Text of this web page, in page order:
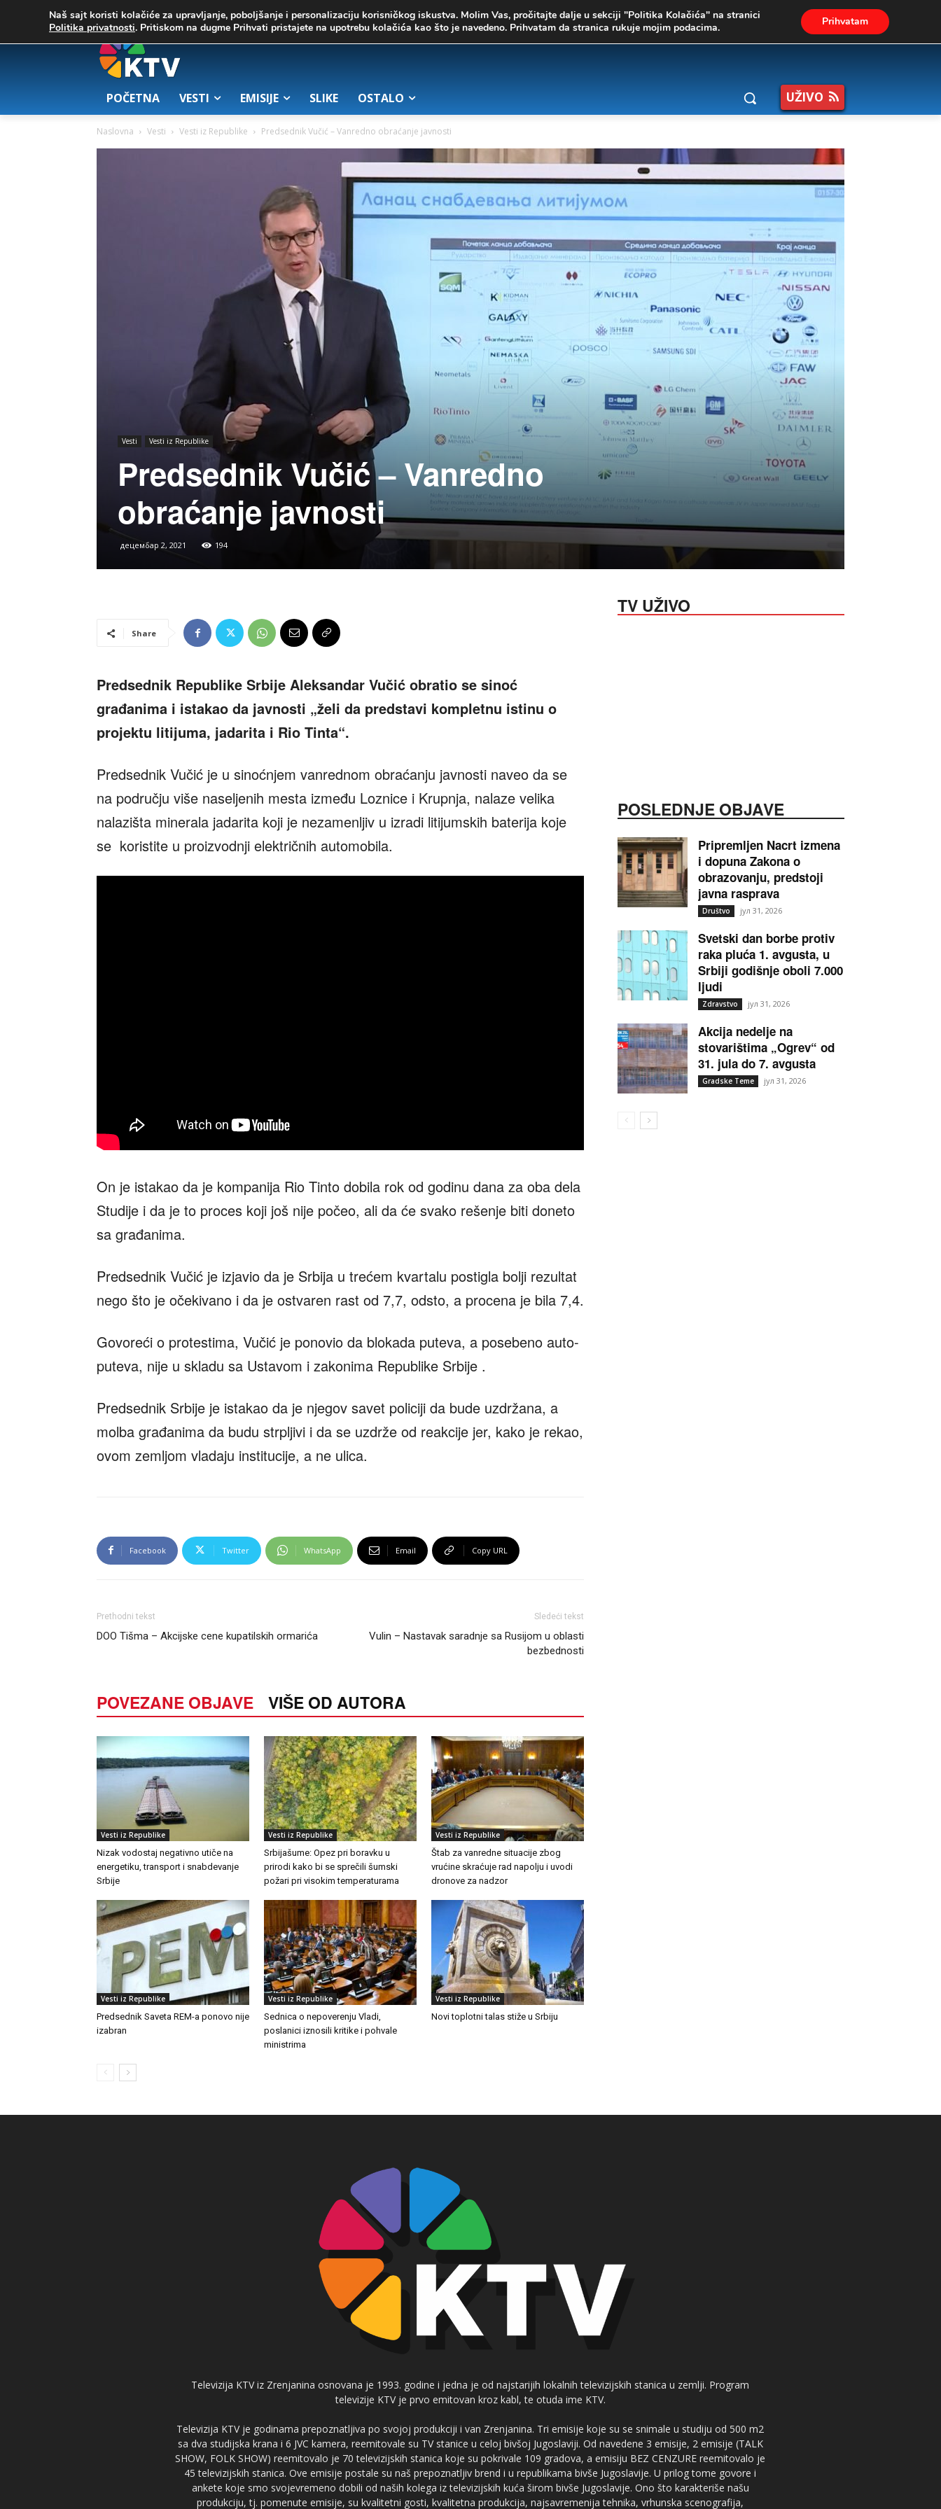
20.8 Zrenjanin 03. август 2026.
POČETNA VESTI EMISIJE SLIKE OSTALO UŽIVO
Naslovna Vesti Vesti iz Republike Predsednik Vučić – Vanredno obraćanje javnosti
Vesti Vesti iz Republike
Predsednik Vučić – Vanredno
obraćanje javnosti
децембар 2, 2021 194
Share
Predsednik Republike Srbije Aleksandar Vučić obratio se sinoć
građanima i istakao da javnosti „želi da predstavi kompletnu istinu o
projektu litijuma, jadarita i Rio Tinta“.
Predsednik Vučić je u sinoćnjem vanrednom obraćanju javnosti naveo da se
na području više naseljenih mesta između Loznice i Krupnja, nalaze velika
nalazišta minerala jadarita koji je nezamenljiv u izradi litijumskih baterija koje
se koristite u proizvodnji električnih automobila.
On je istakao da je kompanija Rio Tinto dobila rok od godinu dana za oba dela
Studije i da je to proces koji još nije počeo, ali da će svako rešenje biti doneto
sa građanima.
Predsednik Vučić je izjavio da je Srbija u trećem kvartalu postigla bolji rezultat
nego što je očekivano i da je ostvaren rast od 7,7, odsto, a procena je bila 7,4.
Govoreći o protestima, Vučić je ponovio da blokada puteva, a posebeno auto-
puteva, nije u skladu sa Ustavom i zakonima Republike Srbije .
Predsednik Srbije je istakao da je njegov savet policiji da bude uzdržana, a
molba građanima da budu strpljivi i da se uzdrže od reakcije jer, kako je rekao,
ovom zemljom vladaju institucije, a ne ulica.
Facebook Twitter WhatsApp Email Copy URL
Prethodni tekst
DOO Tišma – Akcijske cene kupatilskih ormarića
Sledeći tekst
Vulin – Nastavak saradnje sa Rusijom u oblasti
bezbednosti
POVEZANE OBJAVE VIŠE OD AUTORA
Vesti iz Republike
Nizak vodostaj negativno utiče na
energetiku, transport i snabdevanje
Srbije
Vesti iz Republike
Srbijašume: Opez pri boravku u
prirodi kako bi se sprečili šumski
požari pri visokim temperaturama
Vesti iz Republike
Štab za vanredne situacije zbog
vrućine skraćuje rad napolju i uvodi
dronove za nadzor
Vesti iz Republike
Predsednik Saveta REM-a ponovo nije
izabran
Vesti iz Republike
Sednica o nepoverenju Vladi,
poslanici iznosili kritike i pohvale
ministrima
Vesti iz Republike
Novi toplotni talas stiže u Srbiju
TV UŽIVO
POSLEDNJE OBJAVE
Pripremljen Nacrt izmena
i dopuna Zakona o
obrazovanju, predstoji
javna rasprava
Društvo јул 31, 2026
Svetski dan borbe protiv
raka pluća 1. avgusta, u
Srbiji godišnje oboli 7.000
ljudi
Zdravstvo јул 31, 2026
Akcija nedelje na
stovarištima „Ogrev“ od
31. jula do 7. avgusta
Gradske Teme јул 31, 2026
Televizija KTV iz Zrenjanina osnovana je 1993. godine i jedna je od najstarijih lokalnih televizijskih stanica u zemlji. Program
televizije KTV je prvo emitovan kroz kabl, te otuda ime KTV.
Televizija KTV je godinama prepoznatljiva po svojoj produkciji i van Zrenjanina. Tri emisije koje su se snimale u studiju od 500 m2
sa dva studijska krana i 6 JVC kamera, reemitovale su TV stanice u celoj bivšoj Jugoslaviji. Od navedene 3 emisije, 2 emisije (TALK
SHOW, FOLK SHOW) reemitovalo je 70 televizijskih stanica koje su pokrivale 109 gradova, a emisiju BEZ CENZURE reemitovalo je
45 televizijskih stanica. Ove emisije postale su naš prepoznatljiv brend i u republikama bivše Jugoslavije. U prilog tome govore i
ankete koje smo svojevremeno dobili od naših kolega iz televizijskih kuća širom bivše Jugoslavije. Ono što karakteriše našu
produkciju, tj. pomenute emisije, su kvalitetni gosti, kvalitetna produkcija, najsavremenija tehnika, vrhunska scenografija,
Naš sajt koristi kolačiće za upravljanje, poboljšanje i personalizaciju korisničkog iskustva. Molim Vas, pročitajte dalje u sekciji "Politika Kolačića" na stranici
Politika privatnosti. Pritiskom na dugme Prihvati pristajete na upotrebu kolačića kao što je navedeno. Prihvatam da stranica rukuje mojim podacima. Prihvatam